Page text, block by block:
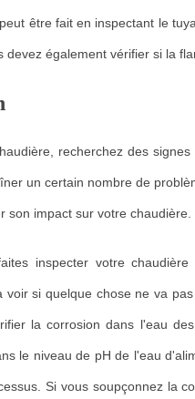
être fait en inspectant le
également vérifier si la
recherchez des
un certain nombre de
son impact sur votre
inspecter votre
voir si quelque chose ne va
la corrosion dans l'eau
le niveau de pH de l'eau
Si vous soupçonnez la